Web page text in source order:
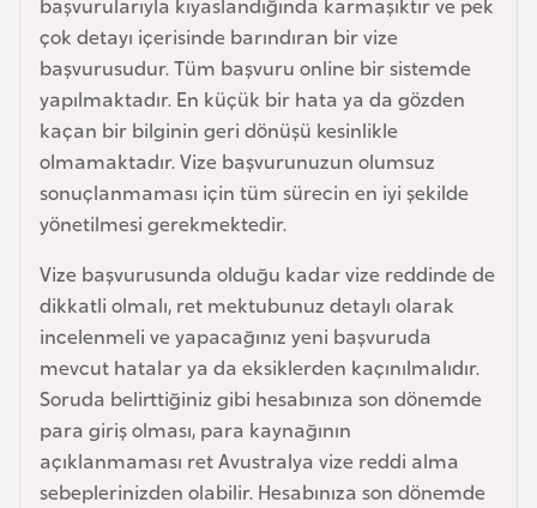
çok detayı içerisinde barındıran bir vize
başvurusudur. Tüm başvuru online bir sistemde
yapılmaktadır. En küçük bir hata ya da gözden
kaçan bir bilginin geri dönüşü kesinlikle
olmamaktadır. Vize başvurunuzun olumsuz
sonuçlanmaması için tüm sürecin en iyi şekilde
yönetilmesi gerekmektedir.
Vize başvurusunda olduğu kadar vize reddinde de
dikkatli olmalı, ret mektubunuz detaylı olarak
incelenmeli ve yapacağınız yeni başvuruda
mevcut hatalar ya da eksiklerden kaçınılmalıdır.
Soruda belirttiğiniz gibi hesabınıza son dönemde
para giriş olması, para kaynağının
açıklanmaması ret Avustralya vize reddi alma
sebeplerinizden olabilir. Hesabınıza son dönemde
y
n
B
a
n
g
a
d
e
ş
B
e